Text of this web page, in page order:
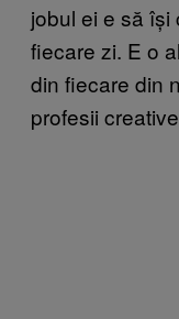
jobul ei e să își
fiecare zi. E o
din fiecare din
profesii